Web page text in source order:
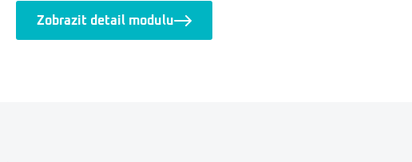
Zobrazit detail modulu